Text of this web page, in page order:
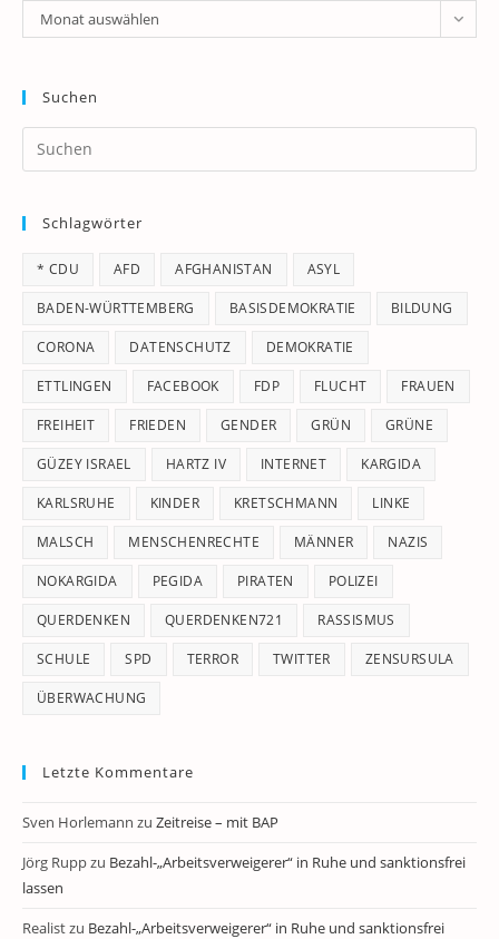
Archiv
Monat auswählen
Suchen
Schlagwörter
* CDU AFD AFGHANISTAN ASYL
BADEN-WÜRTTEMBERG BASISDEMOKRATIE BILDUNG
CORONA DATENSCHUTZ DEMOKRATIE
ETTLINGEN FACEBOOK FDP FLUCHT FRAUEN
FREIHEIT FRIEDEN GENDER GRÜN GRÜNE
GÜZEY ISRAEL HARTZ IV INTERNET KARGIDA
KARLSRUHE KINDER KRETSCHMANN LINKE
MALSCH MENSCHENRECHTE MÄNNER NAZIS
NOKARGIDA PEGIDA PIRATEN POLIZEI
QUERDENKEN QUERDENKEN721 RASSISMUS
SCHULE SPD TERROR TWITTER ZENSURSULA
ÜBERWACHUNG
Letzte Kommentare
Sven Horlemann zu Zeitreise – mit BAP
Jörg Ruppzu Bezahl-„Arbeitsverweigerer“ in Ruhe und sanktionsfrei
lassen
Realistzu Bezahl-„Arbeitsverweigerer“ in Ruhe und sanktionsfrei